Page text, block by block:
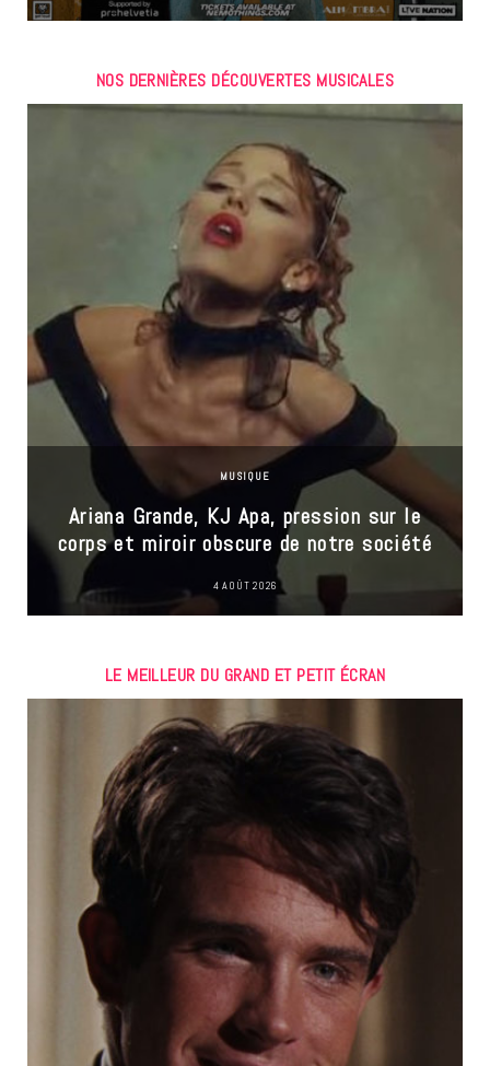
NOS DERNIÈRES DÉCOUVERTES MUSICALES
MUSIQUE
Ariana Grande, KJ Apa, pression sur le
corps et miroir obscure de notre société
4 AOÛT 2026
LE MEILLEUR DU GRAND ET PETIT ÉCRAN